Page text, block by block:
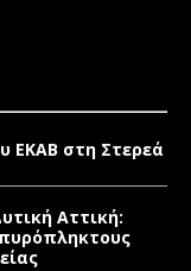
ΕΚΑΒ στη Στερεά
Αττική: